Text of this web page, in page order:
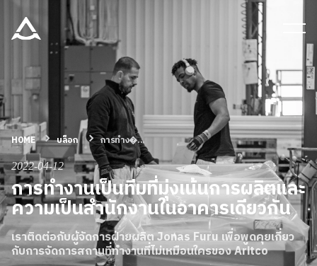
เครื่องมือและเอกสาร
บล็อก & ข่าวสาร
ผลิตภัณฑ์
เกี่ยวกับ ARITCO
สําหรับมืออาชีพ
HOME บล็อก การทำง�...
2022-04-12
การทำงานเป็นทีมที่มุ่งเน้นการผลิตและ
ความเป็นสำนักงานในอาคารเดียวกัน
เราติดต่อกับผู้จัดการฝ่ายผลิต Jonas Furu เพื่อพูดคุยเกี่ยว
กับการจัดการสถานที่ทำงานที่ไม่เหมือนใครของ Aritco